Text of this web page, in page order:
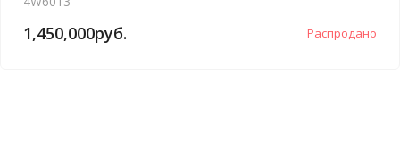
1,450,000руб. Распродано